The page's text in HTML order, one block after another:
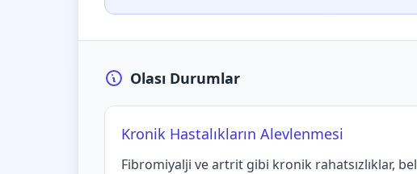
Olası Durumlar
Kronik Hastalıkların Alevlenmesi
Fibromiyalji ve artrit gibi kronik rahatsızlıklar,